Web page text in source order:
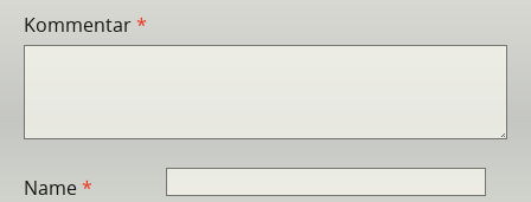
Kommentar*
Name*